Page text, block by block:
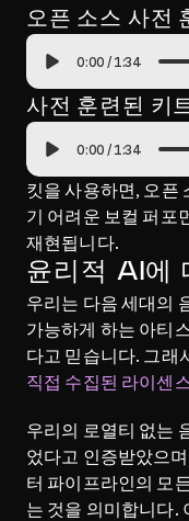
오픈 소스 사전
0:00 / 1:34
사전 훈련된 키
0:00 / 1:34
킷을 사용하면, 오픈
기 어려운 보컬 퍼포
재현됩니다.
윤리적 AI에
우리는 다음 세대의
가능하게 하는 아티
다고 믿습니다. 그래
직접 수집된 라이센
우리의 로열티 없는
었다고 인증받았으
터 파이프라인의 모
는 것을 의미합니다.